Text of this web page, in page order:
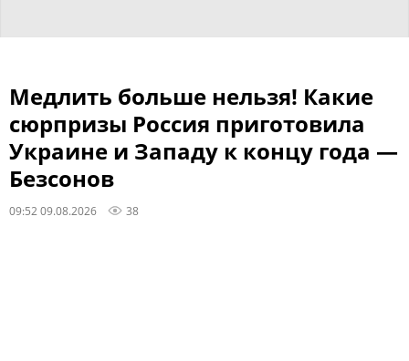
Медлить больше нельзя! Какие
сюрпризы Россия приготовила
Украине и Западу к концу года —
Безсонов
09:52 09.08.2026 38